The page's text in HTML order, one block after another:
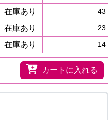
在庫あり 43
在庫あり 23
在庫あり 14
カートに入れる